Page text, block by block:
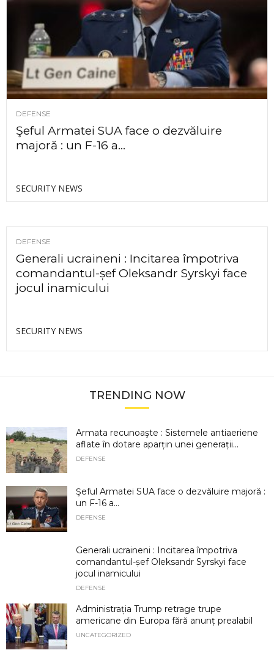
DEFENSE
Şeful Armatei SUA face o dezvăluire
majoră : un F-16 a...
SECURITY NEWS
DEFENSE
Generali ucraineni : Incitarea împotriva
comandantul-șef Oleksandr Syrskyi face
jocul inamicului
SECURITY NEWS
TRENDING NOW
Armata recunoaşte : Sistemele antiaeriene
aflate în dotare aparțin unei generații...
DEFENSE
Şeful Armatei SUA face o dezvăluire majoră :
un F-16 a...
DEFENSE
Generali ucraineni : Incitarea împotriva
comandantul-șef Oleksandr Syrskyi face
jocul inamicului
DEFENSE
Administrația Trump retrage trupe
americane din Europa fără anunț prealabil
UNCATEGORIZED